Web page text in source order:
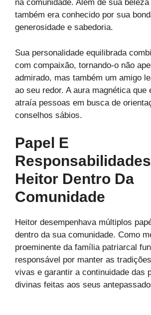
na comunidade. Além de sua
também era conhecido por sua
generosidade e sabedoria.
Sua personalidade equilibrada
com compaixão, tornando-o não
admirado, mas também um amigo
ao seu redor. A aura magnética que
atraía pessoas em busca de
conselhos sábios.
Papel E
Heitor Dentro Da
Comunidade
Heitor desempenhava múltiplos
dentro da sua comunidade. Como
proeminente da família patriarcal
responsável por manter as
vivas e garantir a continuidade das
divinas feitas aos seus